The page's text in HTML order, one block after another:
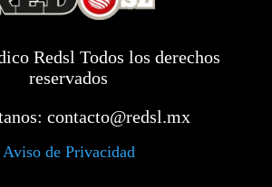
Redsl Todos los derechos
reservados
contacto@redsl.mx
Aviso de Privacidad